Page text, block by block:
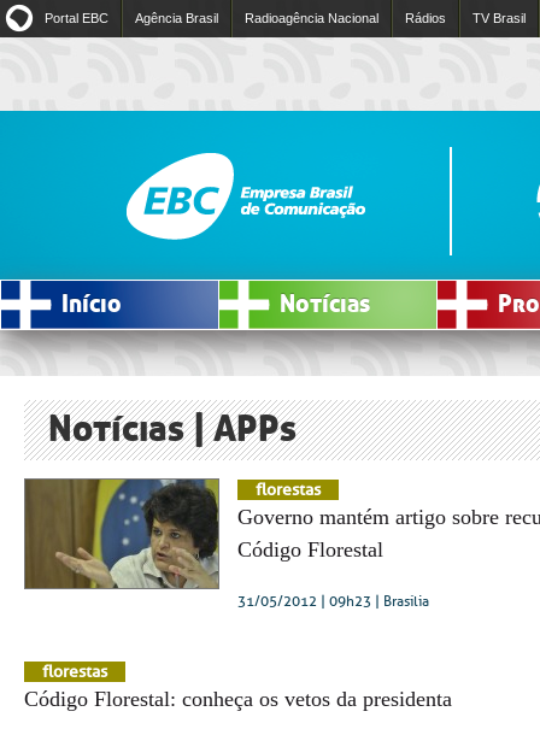
Portal EBC Agência Brasil Radioagência Nacional Rádios TV Brasil
Início Notícias
Notícias | APPs
florestas
Governo mantém artigo sobre
Código Florestal
31/05/2012 | 09h23 | Brasília
florestas
Código Florestal: conheça os vetos da presidenta